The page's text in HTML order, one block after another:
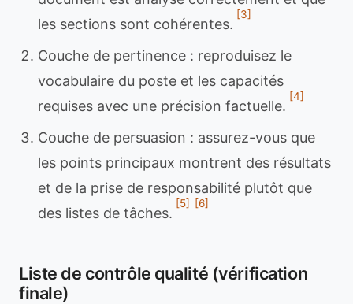
les sections sont cohérentes.
[3]
Couche de pertinence : reproduisez le
vocabulaire du poste et les capacités
requises avec une précision factuelle.
[4]
Couche de persuasion : assurez-vous que
les points principaux montrent des résultats
et de la prise de responsabilité plutôt que
des listes de tâches.
[5] [6]
Liste de contrôle qualité (vérification
finale)